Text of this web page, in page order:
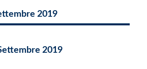
2019
2019